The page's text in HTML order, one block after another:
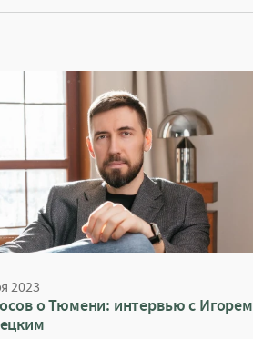
2023
о Тюмени: интервью с Игорем